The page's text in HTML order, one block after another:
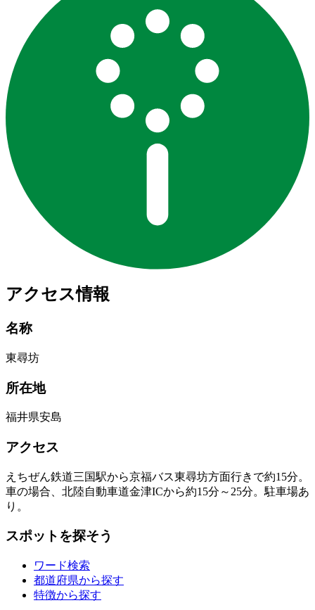
アクセス情報
名称
東尋坊
所在地
福井県安島
アクセス
えちぜん鉄道三国駅から京福バス東尋坊方面行きで約15分。
車の場合、北陸自動車道金津ICから約15分～25分。駐車場あ
り。
スポットを探そう
ワード検索
都道府県から探す
特徴から探す